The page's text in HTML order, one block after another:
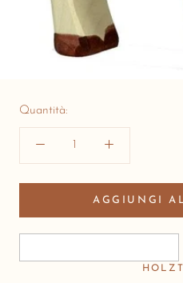
Quantità:
AGGIUNGI